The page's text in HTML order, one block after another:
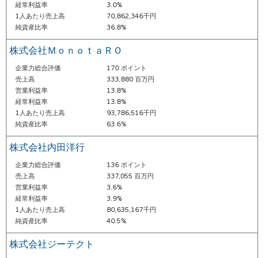
経常利益率
3.0%
1人あたり売上高
70,862,346千円
純資産比率
36.8%
株式会社ＭｏｎｏｔａＲＯ
企業力総合評価
170 ポイント
売上高
333,880 百万円
営業利益率
13.8%
経常利益率
13.8%
1人あたり売上高
93,786,516千円
純資産比率
63.6%
株式会社内田洋行
企業力総合評価
136 ポイント
売上高
337,055 百万円
営業利益率
3.6%
経常利益率
3.9%
1人あたり売上高
80,635,167千円
純資産比率
40.5%
株式会社ジーテクト